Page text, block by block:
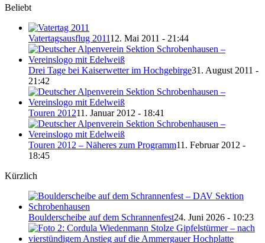
Beliebt
Vatertagsausflug 201112. Mai 2011 - 21:44
Drei Tage bei Kaiserwetter im Hochgebirge31. August 2011 -
21:42
Touren 201211. Januar 2012 - 18:41
Touren 2012 – Näheres zum Programm11. Februar 2012 -
18:45
Kürzlich
Boulderscheibe auf dem Schrannenfest24. Juni 2026 - 10:23